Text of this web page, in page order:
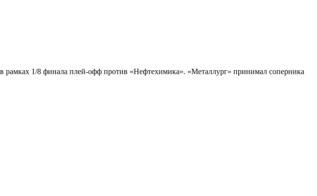
1/8 финала плей-офф против «Нефтехимика». «Металлург» принимал соперника